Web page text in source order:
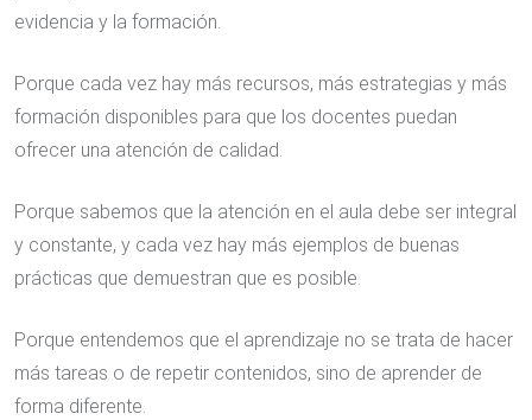
evidencia y la formación.
Porque cada vez hay más recursos, más estrategias y más
formación disponibles para que los docentes puedan
ofrecer una atención de calidad.
Porque sabemos que la atención en el aula debe ser integral
y constante, y cada vez hay más ejemplos de buenas
prácticas que demuestran que es posible.
Porque entendemos que el aprendizaje no se trata de hacer
más tareas o de repetir contenidos, sino de aprender de
forma diferente.